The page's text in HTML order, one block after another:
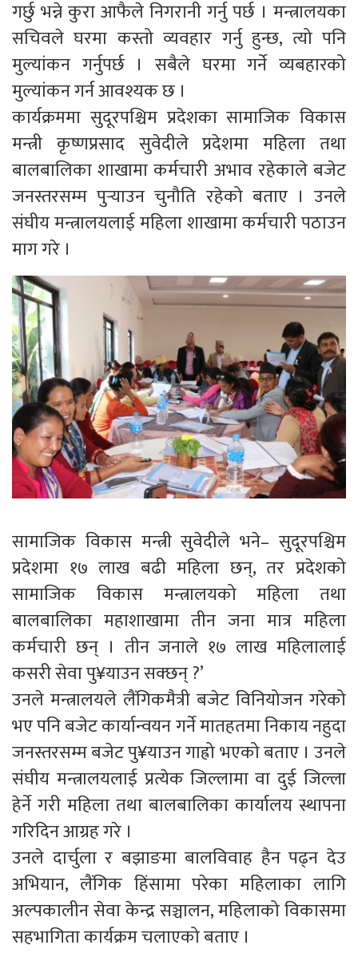
गर्छु भन्ने कुरा आफैले निगरानी गर्नु पर्छ । मन्त्रालयका
सचिवले घरमा कस्तो व्यवहार गर्नु हुन्छ, त्यो पनि
मुल्यांकन गर्नुपर्छ । सबैले घरमा गर्ने व्यबहारको
मुल्यांकन गर्न आवश्यक छ ।
कार्यक्रममा सुदूरपश्चिम प्रदेशका सामाजिक विकास
मन्त्री कृष्णप्रसाद सुवेदीले प्रदेशमा महिला तथा
बालबालिका शाखामा कर्मचारी अभाव रहेकाले बजेट
जनस्तरसम्म पुर्‍याउन चुनौति रहेको बताए । उनले
संघीय मन्त्रालयलाई महिला शाखामा कर्मचारी पठाउन
माग गरे ।
सामाजिक विकास मन्त्री सुवेदीले भने– सुदूरपश्चिम
प्रदेशमा १७ लाख बढी महिला छन्, तर प्रदेशको
सामाजिक विकास मन्त्रालयको महिला तथा
बालबालिका महाशाखामा तीन जना मात्र महिला
कर्मचारी छन् । तीन जनाले १७ लाख महिलालाई
कसरी सेवा पु¥याउन सक्छन् ?’
उनले मन्त्रालयले लैंगिकमैत्री बजेट विनियोजन गरेको
भए पनि बजेट कार्यान्वयन गर्ने मातहतमा निकाय नहुदा
जनस्तरसम्म बजेट पु¥याउन गाह्रो भएको बताए । उनले
संघीय मन्त्रालयलाई प्रत्येक जिल्लामा वा दुई जिल्ला
हेर्ने गरी महिला तथा बालबालिका कार्यालय स्थापना
गरिदिन आग्रह गरे ।
उनले दार्चुला र बझाङमा बालविवाह हैन पढ्न देउ
अभियान, लैंगिक हिंसामा परेका महिलाका लागि
अल्पकालीन सेवा केन्द्र सञ्चालन, महिलाको विकासमा
सहभागिता कार्यक्रम चलाएको बताए ।